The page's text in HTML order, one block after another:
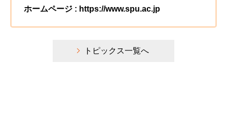
ホームページ : https://www.spu.ac.jp
トピックス一覧へ